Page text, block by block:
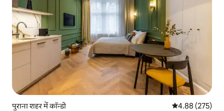
पुराना शहर में कॉन्डो औसत रेटिंग 5 में से
4.88 (275)